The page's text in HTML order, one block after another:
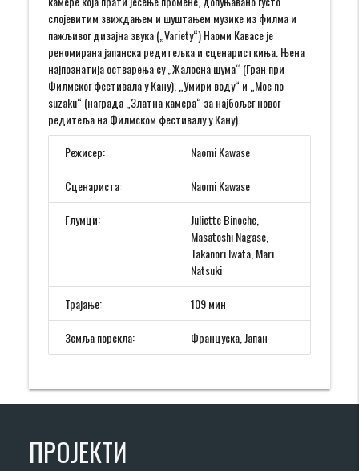
слојевитим звиждањем и шуштањем музике из филма и
пажљивог дизајна звука („Variety“) Наоми Кавасе је
реномирана јапанска редитељка и сценаристкиња. Њена
најпознатија остварења су „Жалосна шума“ (Гран при
Филмског фестивала у Кану), „Умири воду“ и „Moe no
suzaku“ (награда „Златна камера“ за најбољег новог
редитеља на Филмском фестивалу у Кану).
Режисер:
Naomi Kawase
Сценариста:
Naomi Kawase
Глумци:
Juliette Binoche,
Masatoshi Nagase,
Takanori Iwata, Mari
Natsuki
Трајање:
109 мин
Земља порекла:
Француска, Јапан
ПРОЈЕКТИ